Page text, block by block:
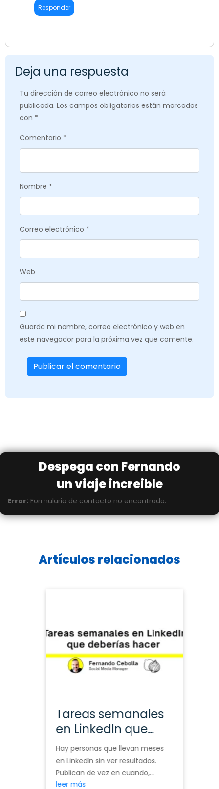
Responder
Deja una respuesta
Tu dirección de correo electrónico no será
publicada. Los campos obligatorios están marcados
con *
Comentario *
Nombre *
Correo electrónico *
Web
Guarda mi nombre, correo electrónico y web en
este navegador para la próxima vez que comente.
Despega con Fernando
un viaje increible
Error: Formulario de contacto no encontrado.
Artículos relacionados
Tareas semanales
en LinkedIn que
deberías hacer si
quieres crecer de
verdad
Hay personas que llevan meses
en LinkedIn sin ver resultados.
Publican de vez en cuando,
reaccionan a lo que aparece en
leer más